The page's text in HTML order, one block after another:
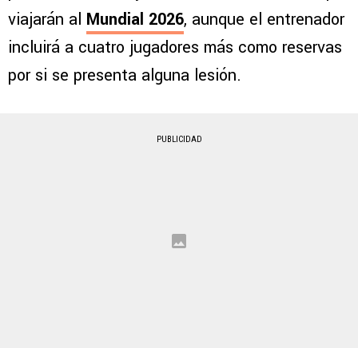
viajarán al Mundial 2026, aunque el entrenador
incluirá a cuatro jugadores más como reservas
por si se presenta alguna lesión.
PUBLICIDAD